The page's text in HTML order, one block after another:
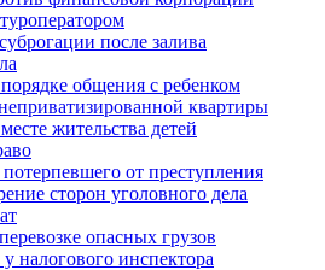
после залива
общения с ребенком
квартиры
жительства детей
от преступления
сторон уголовного дела
опасных грузов
налогового инспектора